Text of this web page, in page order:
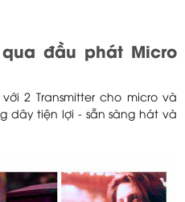
đầu phát Micro
2 Transmitter cho micro và
dây tiện lợi - sẵn sàng hát và